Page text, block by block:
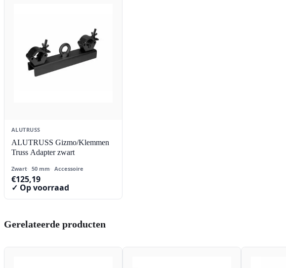
ALUTRUSS
ALUTRUSS Gizmo/Klemmen
Truss Adapter zwart
Zwart 50 mm Accessoire
€125,19
✓ Op voorraad
Gerelateerde producten